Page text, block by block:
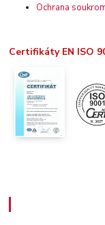
Ochrana
Certifikáty EN ISO